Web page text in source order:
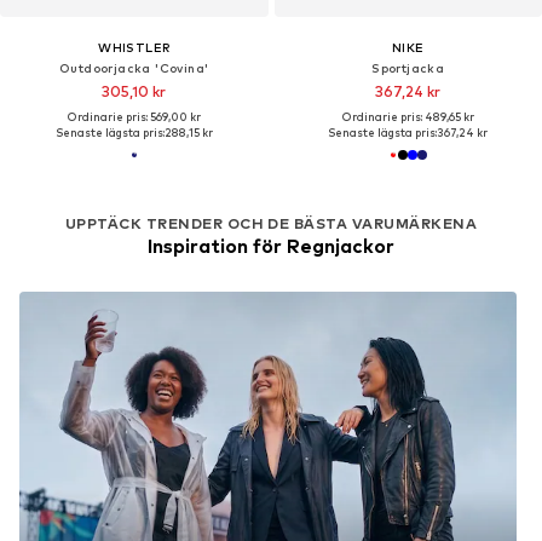
WHISTLER
Outdoorjacka 'Covina'
305,10 kr
Ordinarie pris: 569,00 kr
Senaste lägsta pris:288,15 kr
UPPTÄCK TRENDER OCH DE BÄSTA VARUMÄRKENA
Inspiration för Regnjackor
NIKE
Sportjacka
367,24 kr
Ordinarie pris: 489,65 kr
Senaste lägsta pris:367,24 kr